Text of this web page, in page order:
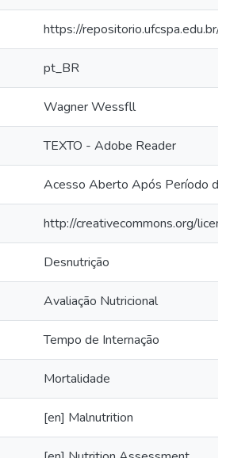
https://
pt_BR
Wagner Wessfll
TEXTO - Adobe Reader
Acesso Aberto Após Período de
http://creativecommons.org/
Desnutrição
Avaliação Nutricional
Tempo de Internação
Mortalidade
[en] Malnutrition